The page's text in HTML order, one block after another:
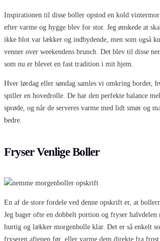
Inspirationen til disse boller opstod en kold
efter varme og hygge blev for stor. Jeg ønskede at
ikke blot var lækker og indbydende, men som også
venner over weekendens brunch. Det blev til disse
som nu er blevet en fast tradition i mit hjem.
Hver lørdag eller søndag samles vi omkring bordet,
spiller en hovedrolle. De har den perfekte balance
sprøde, og når de serveres varme med lidt smør og
bedre.
Fryser Venlige Boller
En af de store fordele ved denne opskrift er, at
Jeg bager ofte en dobbelt portion og fryser halvdelen
hurtig og lækker morgenbolle klar. Det er så enkelt
fryseren aftenen før, eller varme dem direkte fra